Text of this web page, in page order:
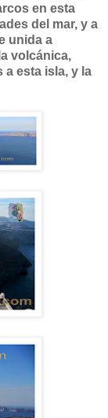
en esta
del mar, y a
unida a
volcánica,
a esta isla, y la